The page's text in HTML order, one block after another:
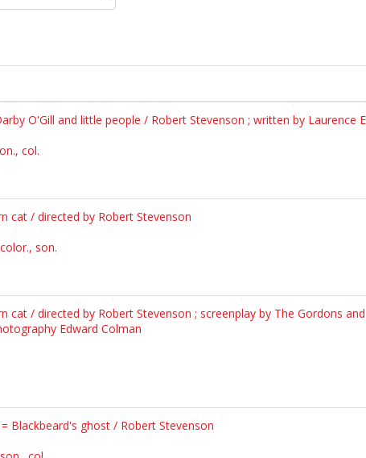
O'Gill and little people / Robert Stevenson ; written by Laurence
col.
cat / directed by Robert Stevenson
son.
cat / directed by Robert Stevenson ; screenplay by The Gordons
Edward Colman
Blackbeard's ghost / Robert Stevenson